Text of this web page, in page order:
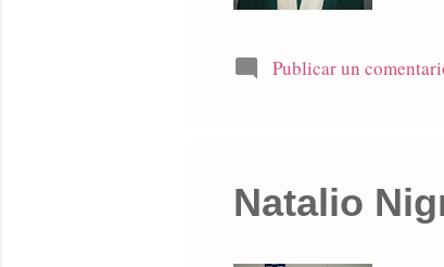
Publicar un
Natalio